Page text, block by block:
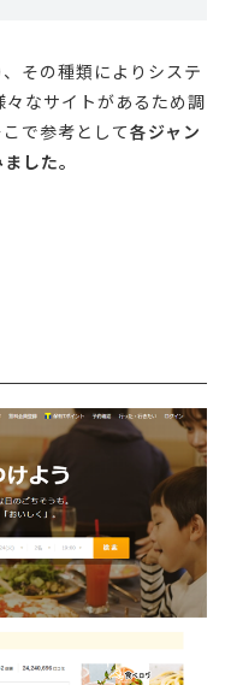
その種類によりシステ
なサイトがあるため調
で参考として各ジャン
した。